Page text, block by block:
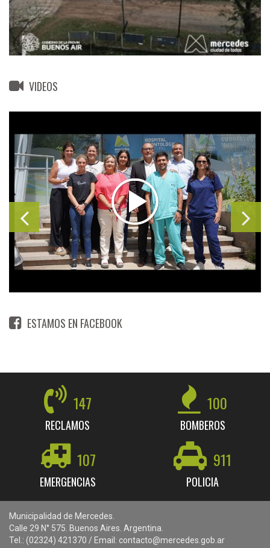
VIDEOS
ESTAMOS EN FACEBOOK
147
RECLAMOS
100
BOMBEROS
107
EMERGENCIAS
911
POLICIA
Municipalidad de Mercedes.
Calle 29 N° 575. Buenos Aires. Argentina.
Tel.: (02324) 421370 / Email: contacto@mercedes.gob.ar